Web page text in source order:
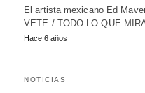
El artista mexicano Ed
VETE / TODO LO QUE
Hace 6 años
NOTICIAS